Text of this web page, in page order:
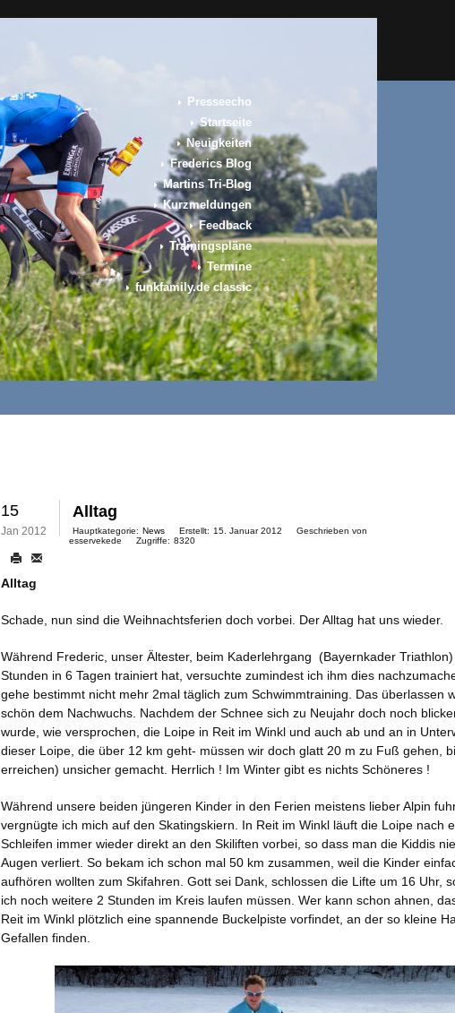
Presseecho
Startseite
Neuigkeiten
Frederics Blog
Martins Tri-Blog
Kurzmeldungen
Feedback
Trainingspläne
Termine
funkfamily.de classic
15
Jan 2012
Alltag
Hauptkategorie: News Erstellt: 15. Januar 2012
Geschrieben von
esservekede
Zugriffe: 8320
Alltag
Schade, nun sind die Weihnachtsferien doch vorbei. Der Alltag hat uns wieder.
Während Frederic, unser Ältester, beim Kaderlehrgang (Bayernkader
Stunden in 6 Tagen trainiert hat, versuchte zumindest ich ihm dies
gehe bestimmt nicht mehr 2mal täglich zum Schwimmtraining. Das überlassen
schön dem Nachwuchs. Nachdem der Schnee sich zu Neujahr doch noch
wurde, wie versprochen, die Loipe in Reit im Winkl und auch ab und an in
dieser Loipe, die über 12 km geht- müssen wir doch glatt 20 m zu Fuß gehen,
erreichen) unsicher gemacht. Herrlich ! Im Winter gibt es nichts Schöneres !
Während unsere beiden jüngeren Kinder in den Ferien meistens lieber Alpin
vergnügte ich mich auf den Skatingskiern. In Reit im Winkl läuft die Loipe nach
Schleifen immer wieder direkt an den Skiliften vorbei, so dass man die Kiddis
Augen verliert. So bekam ich schon mal 50 km zusammen, weil die Kinder
aufhören wollten zum Skifahren. Gott sei Dank, schlossen die Lifte um 16 Uhr,
ich noch weitere 2 Stunden im Kreis laufen müssen. Wer kann schon ahnen,
Reit im Winkl plötzlich eine spannende Buckelpiste vorfindet, an der so kleine
Gefallen finden.